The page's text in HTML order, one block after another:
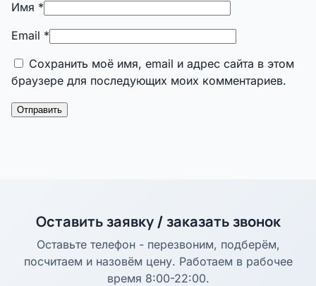
Имя *
Email *
Сохранить моё имя, email и адрес сайта в этом
браузере для последующих моих комментариев.
Оставить заявку / заказать звонок
Оставьте телефон - перезвоним, подберём,
посчитаем и назовём цену. Работаем в рабочее
время 8:00-22:00.